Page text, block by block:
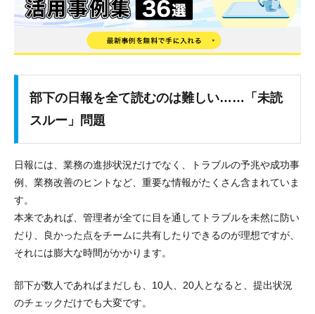
部下の日報を全て読むのは難しい……「未読
スルー」問題
日報には、業務の進捗状況だけでなく、トラブルの予兆や成功事
例、業務改善のヒントなど、重要な情報がたくさん含まれていま
す。
本来であれば、管理者が全てに目を通してトラブルを未然に防い
だり、良かった点をチームに共有したりできるのが理想ですが、
それには膨大な時間がかかります。
部下が数人であればまだしも、10人、20人となると、提出状況
のチェックだけでも大変です。